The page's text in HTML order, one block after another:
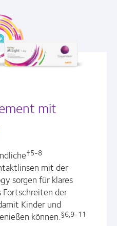
mit
†5-8
mit der
sorgen für klares
Fortschreiten der
Kinder und
können.§6,9-11